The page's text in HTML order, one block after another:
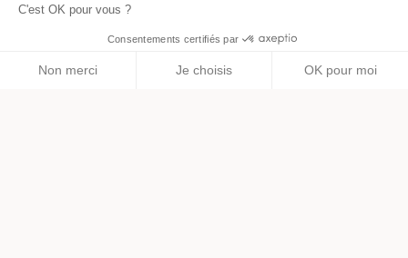
C'est OK pour vous ?
Consentements certifiés par
Non merci Je choisis OK pour moi
Créer une EURL en ligne